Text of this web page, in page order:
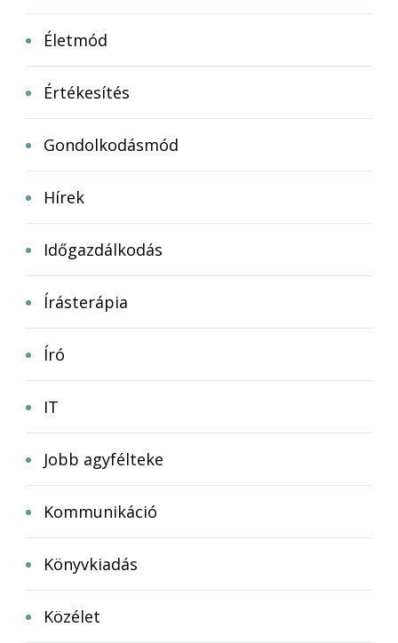
Életmód
Értékesítés
Gondolkodásmód
Hírek
Időgazdálkodás
Írásterápia
Író
IT
Jobb agyfélteke
Kommunikáció
Könyvkiadás
Közélet